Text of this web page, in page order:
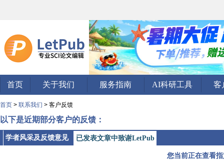
首页 关于我们 服务指南 AI科研工具 客
首页 > 联系我们 > 客户反馈
以下是近期部分客户的反馈：
学者风采及反馈意见 已发表文章中致谢LetPub
您当前正在查看